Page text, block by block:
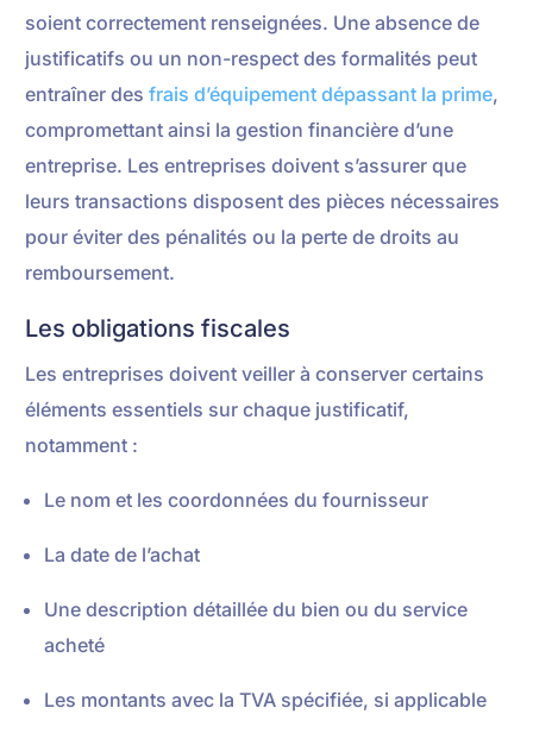
soient correctement renseignées. Une absence de
justificatifs ou un non-respect des formalités peut
entraîner desfrais d’équipement dépassant la prime,
compromettant ainsi la gestion financière d’une
entreprise. Les entreprises doivent s’assurer que
leurs transactions disposent des pièces nécessaires
pour éviter des pénalités ou la perte de droits au
remboursement.
Les obligations fiscales
Les entreprises doivent veiller à conserver certains
éléments essentiels sur chaque justificatif,
notamment :
Le nom et les coordonnées du fournisseur
La date de l’achat
Une description détaillée du bien ou du service
acheté
Les montants avec la TVA spécifiée, si applicable